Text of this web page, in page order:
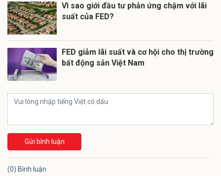
Vì sao giới đầu tư phản ứng chậm với lãi
suất của FED?
FED giảm lãi suất và cơ hội cho thị trường
bất động sản Việt Nam
Gửi bình luận
(0) Bình luận